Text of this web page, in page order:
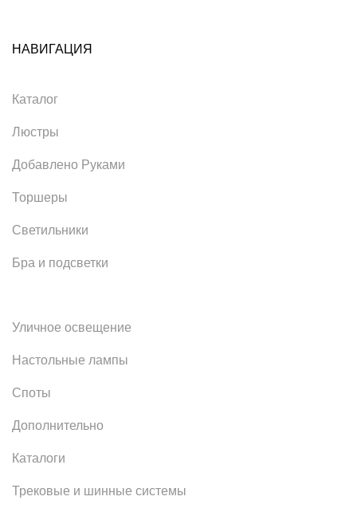
НАВИГАЦИЯ
Каталог
Люстры
Добавлено Руками
Торшеры
Светильники
Бра и подсветки
Уличное освещение
Настольные лампы
Споты
Дополнительно
Каталоги
Трековые и шинные системы